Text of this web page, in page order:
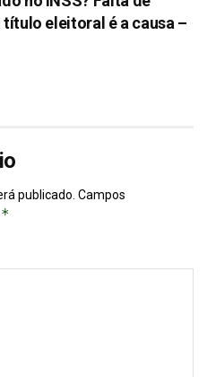
título eleitoral é a causa –
publicado. Campos
*